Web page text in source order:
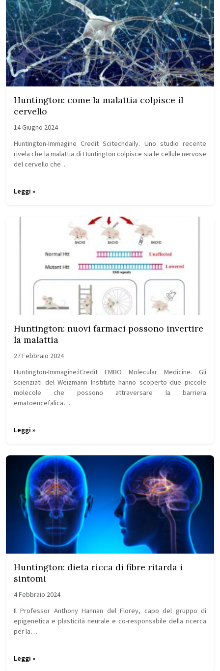
Huntington: come la malattia colpisce il
cervello
14 Giugno 2024
Huntington-Immagine Credit Scitechdaily. Uno studio recente
rivela che la malattia di Huntington colpisce sia le cellule nervose
del cervello che…
Leggi »
Huntington: nuovi farmaci possono invertire
la malattia
27 Febbraio 2024
Huntington-Immagine:ìCredit EMBO Molecular Medicine. Gli
scienziati del Weizmann Institute hanno scoperto due piccole
molecole che possono attraversare la barriera
ematoencefalica…
Leggi »
Huntington: dieta ricca di fibre ritarda i
sintomi
4 Febbraio 2024
Il Professor Anthony Hannan del Florey, capo del gruppo di
epigenetica e plasticità neurale e co-responsabile della ricerca
per la…
Leggi »